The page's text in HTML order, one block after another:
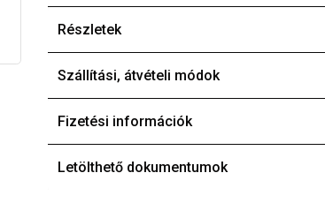
Részletek
Szállítási, átvételi módok
Fizetési információk
Letölthető dokumentumok